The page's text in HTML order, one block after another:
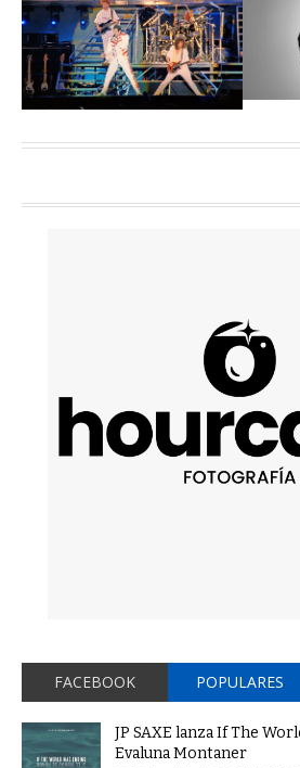
FACEBOOK POPULARES
JP SAXE lanza If The
Evaluna Montaner